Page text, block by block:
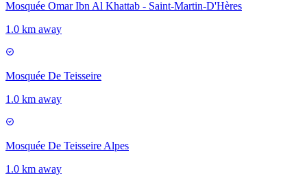
Mosquée Omar Ibn Al Khattab - Saint-Martin-D'Hères
1.0 km away
Mosquée De Teisseire
1.0 km away
Mosquée De Teisseire Alpes
1.0 km away